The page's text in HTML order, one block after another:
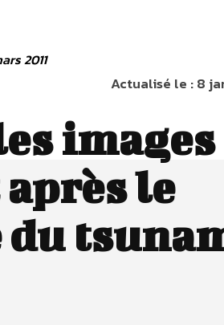
2011
Actualisé le :8
images
le
du